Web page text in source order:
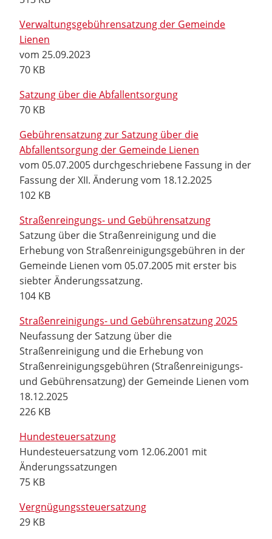
Verwaltungsgebührensatzung der Gemeinde
Lienen
vom 25.09.2023
70 KB
Satzung über die Abfallentsorgung
70 KB
Gebührensatzung zur Satzung über die
Abfallentsorgung der Gemeinde Lienen
vom 05.07.2005 durchgeschriebene Fassung in der
Fassung der XII. Änderung vom 18.12.2025
102 KB
Straßenreingungs- und Gebührensatzung
Satzung über die Straßenreinigung und die
Erhebung von Straßenreinigungsgebühren in der
Gemeinde Lienen vom 05.07.2005 mit erster bis
siebter Änderungssatzung.
104 KB
Straßenreinigungs- und Gebührensatzung 2025
Neufassung der Satzung über die
Straßenreinigung und die Erhebung von
Straßenreinigungsgebühren (Straßenreinigungs-
und Gebührensatzung) der Gemeinde Lienen vom
18.12.2025
226 KB
Hundesteuersatzung
Hundesteuersatzung vom 12.06.2001 mit
Änderungssatzungen
75 KB
Vergnügungssteuersatzung
29 KB